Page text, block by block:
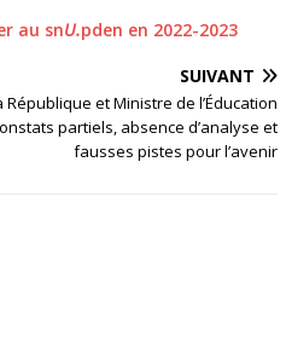
au snU.pden en 2022-2023
SUIVANT
et Ministre de l’Éducation
partiels, absence d’analyse et
fausses pistes pour l’avenir